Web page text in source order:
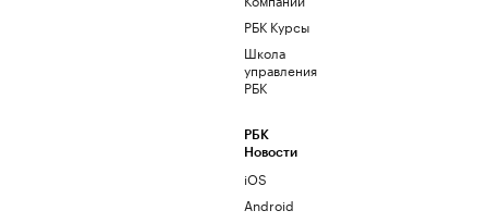
РБК Курсы
Школа
управления
РБК
РБК
Новости
iOS
Android